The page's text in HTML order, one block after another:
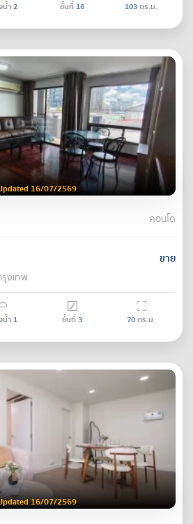
น้ำ2 ชั้นที่ 16 103ตร.ม.
16/07/2569
คอนโด
ขาย
งเทพ
น้ำ 1 ชั้นที่3 70ตร.ม.
16/07/2569